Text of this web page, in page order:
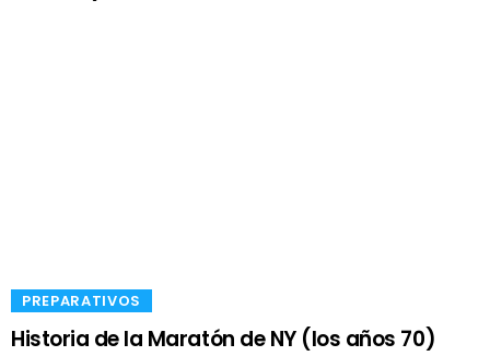
​PREPARATIVOS
Historia de la Maratón de NY (los años 70)